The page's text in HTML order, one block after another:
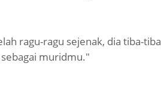
ragu-ragu sejenak, dia tiba-
muridmu."